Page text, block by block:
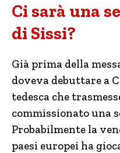
Ci sarà una
di Sissi?
Già prima della
doveva debuttare a
tedesca che
commissionato una
Probabilmente la
paesi europei ha